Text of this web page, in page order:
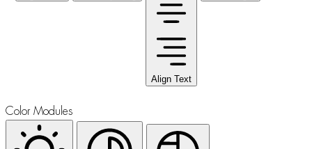
Align Text
Color Modules